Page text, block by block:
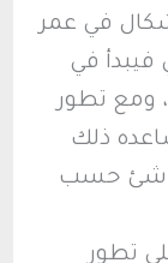
في عمر
فيبدأ في
ومع تطور
ذلك
كل شئ حسب
تطور